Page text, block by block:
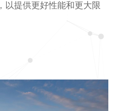
以提供更好性能和更大限